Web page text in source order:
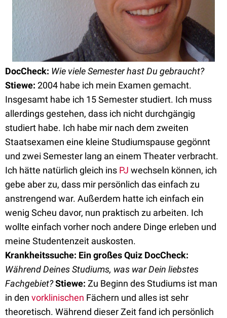
DocCheck: Wie viele Semester hast Du gebraucht?
Stiewe: 2004 habe ich mein Examen gemacht.
Insgesamt habe ich 15 Semester studiert. Ich muss
allerdings gestehen, dass ich nicht durchgängig
studiert habe. Ich habe mir nach dem zweiten
Staatsexamen eine kleine Studiumspause gegönnt
und zwei Semester lang an einem Theater verbracht.
Ich hätte natürlich gleich ins PJ wechseln können, ich
gebe aber zu, dass mir persönlich das einfach zu
anstrengend war. Außerdem hatte ich einfach ein
wenig Scheu davor, nun praktisch zu arbeiten. Ich
wollte einfach vorher noch andere Dinge erleben und
meine Studentenzeit auskosten.
Krankheitssuche: Ein großes Quiz DocCheck:
Während Deines Studiums, was war Dein liebstes
Fachgebiet?Stiewe: Zu Beginn des Studiums ist man
in den vorklinischen Fächern und alles ist sehr
theoretisch. Während dieser Zeit fand ich persönlich